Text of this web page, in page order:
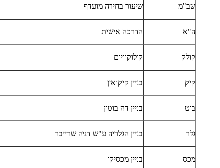
שב"מ שיעור בחירה מועדף
ה"א הדרכה אישית
קולק קולוקוויום
קיק בניין קיקואין
בוט בניין דה בוטון
גלר בניין הגלריה ע"ש דניה שרייבר
מכס בניין מכסיקו